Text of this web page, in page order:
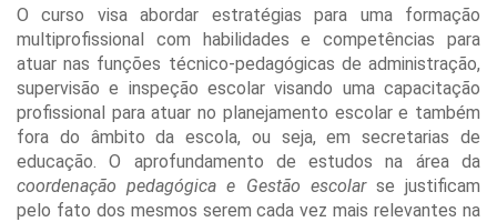
O curso visa abordar estratégias para uma formação
multiprofissional com habilidades e competências para
atuar nas funções técnico-pedagógicas de administração,
supervisão e inspeção escolar visando uma capacitação
profissional para atuar no planejamento escolar e também
fora do âmbito da escola, ou seja, em secretarias de
educação. O aprofundamento de estudos na área da
coordenação pedagógica e Gestão escolarse justificam
pelo fato dos mesmos serem cada vez mais relevantes na